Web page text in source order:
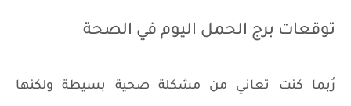
توقعات برج الحمل اليوم في الصحة
رُبما كنت تعاني من مشكلة صحية بسيطة ولكنها